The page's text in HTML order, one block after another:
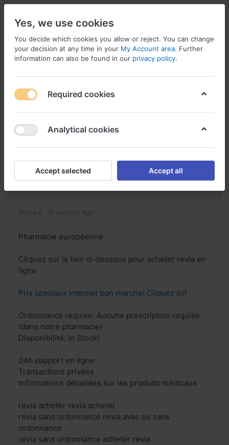
Menu Log in Compare Wishlist
acheter revia revia acheter
Reply
Posted: 11 months ago
Pharmacie européenne
Cliquez sur le lien ci-dessous pour acheter revia en
ligne
Prix speciaux internet bon marche! Cliquez ici!
Ordonnance requise: Aucune prescription requise
(dans notre pharmacie)
Disponibilité: In Stock!
24h support en ligne
Transactions privées
Informations détaillées sur les produits médicaux
revia acheter revia acheter
revia sans ordonnance revia avec ou sans
ordonnance
revia sans ordonnance acheter revia
Yes, we use cookies
You decide which cookies you allow or reject. You can change
your decision at any time in your My Account area. Further
information can also be found in our privacy policy.
Required cookies
Analytical cookies
Accept selected Accept all